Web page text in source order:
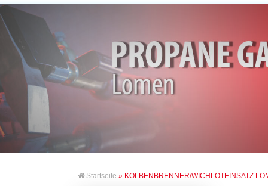
Startseite » KOLBENBRENNER/WICHLÖTEINSATZ